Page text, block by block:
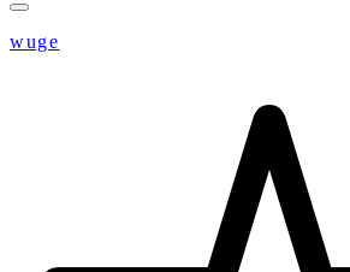
wuge